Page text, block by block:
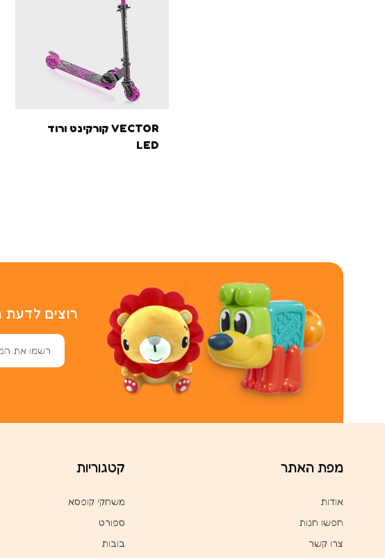
VECTOR קורקינט ורוד
LED
רוצים לדעת
מפת האתר
אודות
חפשו חנות
צרו קשר
קטגוריות
משחקי קופסא
ספורט
בובות